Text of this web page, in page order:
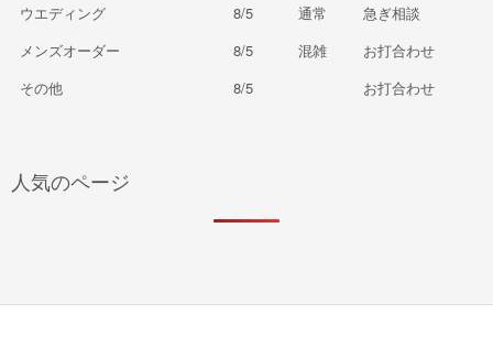
ウエディング
8/5 通常
急ぎ相談
メンズオーダー
8/5 混雑
お打合わせ
その他
8/5 お打合わせ
人気のページ